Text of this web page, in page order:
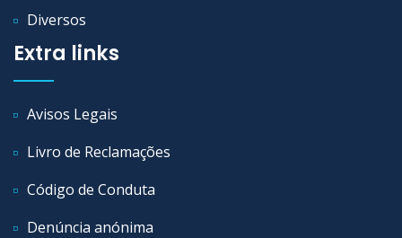
Diversos
Extra links
Avisos Legais
Livro de Reclamações
Código de Conduta
Denúncia anónima